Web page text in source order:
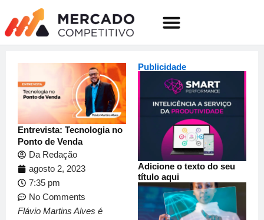
conteúdo
para
conteúdo
Entrevista: Tecnologia no
Ponto de Venda
Da Redação
agosto 2, 2023
7:35 pm
No Comments
Flávio Martins Alves é
Publicidade
Adicione o texto do seu
título aqui